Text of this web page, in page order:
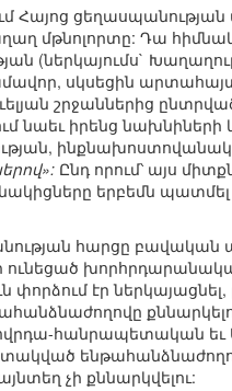
ցեղասպանության
մթնոլորտը: Դա
(ներկայումս`
սկսեցին
շրջաններից
իրենց նախնիների
Ընդ որում՝ այս
երբեմն
հարցը
էր
հանրապետական եւ
չի քննարկվելու: